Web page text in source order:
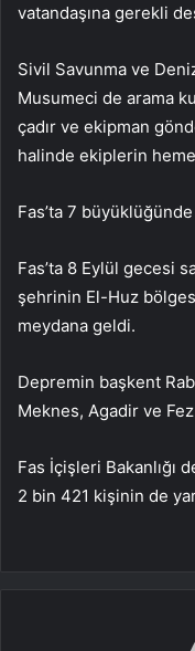
vatandaşına gerekli
Sivil Savunma ve
Musumeci de arama
çadır ve ekipman
halinde ekiplerin
Fas’ta 7
Fas’ta 8 Eylül gecesi
şehrinin El-Huz
meydana geldi.
Depremin başkent
Meknes, Agadir ve
Fas İçişleri Bakanlığı
2 bin 421 kişinin de